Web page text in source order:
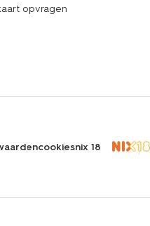
opvragen
cookiesnix 18